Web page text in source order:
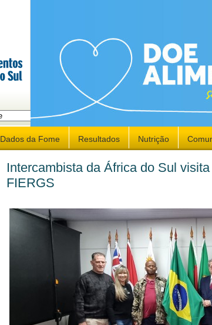
Dados da Fome Resultados Nutrição
Intercambista da África do Sul
FIERGS